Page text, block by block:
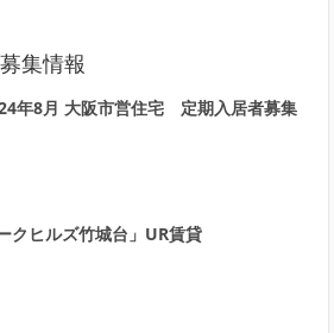
集情報
年8月 大阪市営住宅 定期入居者募集
クヒルズ竹城台」UR賃貸